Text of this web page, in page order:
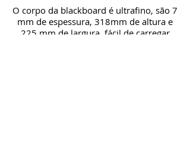
O corpo da blackboard é ultrafino, são 7
mm de espessura, 318mm de altura e
225 mm de largura, fácil de carregar